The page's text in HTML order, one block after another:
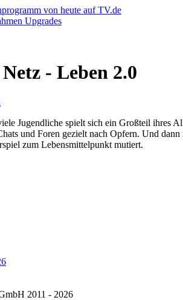
Upgrades
- Leben 2.0
Jugendliche spielt sich ein Großteil ihres
und Foren gezielt nach Opfern. Und
zum Lebensmittelpunkt mutiert.
2011 - 2026